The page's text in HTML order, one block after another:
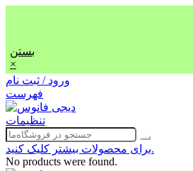
بستن
×
ورود / ثبت نام
فهرست
تنظیمات
برای محصولات بیشتر کلیک کنید.
No products were found.